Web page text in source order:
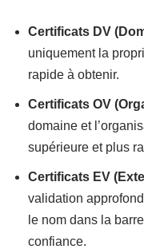
Certificats DV
uniquement la
rapide à obtenir.
Certificats OV
domaine et
supérieure et plus
Certificats EV
validation
le nom dans la
confiance.